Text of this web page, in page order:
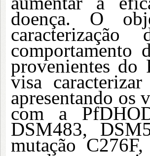
doença. O
comportamento
provenientes do
visa
apresentando os
com a
DSM483,
mutação